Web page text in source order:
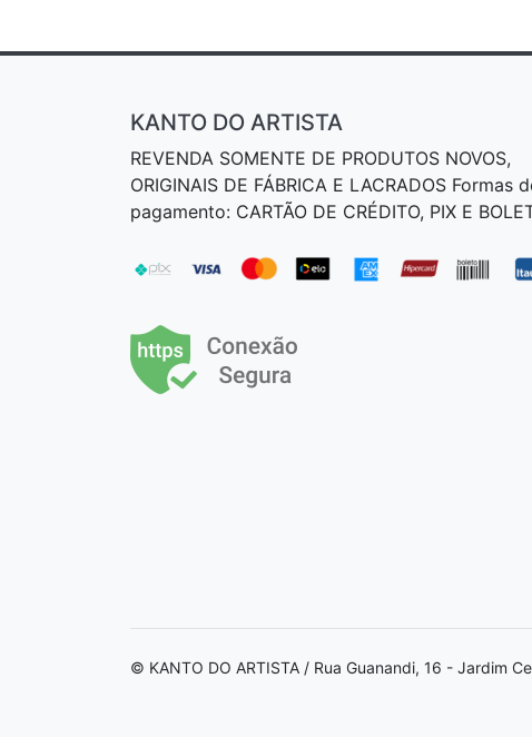
KANTO DO ARTISTA
REVENDA SOMENTE DE PRODUTOS NOVOS,
ORIGINAIS DE FÁBRICA E LACRADOS Formas
pagamento: CARTÃO DE CRÉDITO, PIX E
© KANTO DO ARTISTA / Rua Guanandi, 16 - Jardim